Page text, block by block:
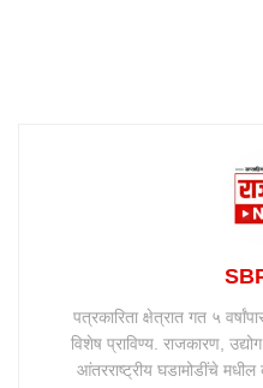
पत्रकारिता क्षेत्रात गत ५
विशेष प्राविण्य. राजकारण,
आंतरराष्ट्रीय घडामोडींचे